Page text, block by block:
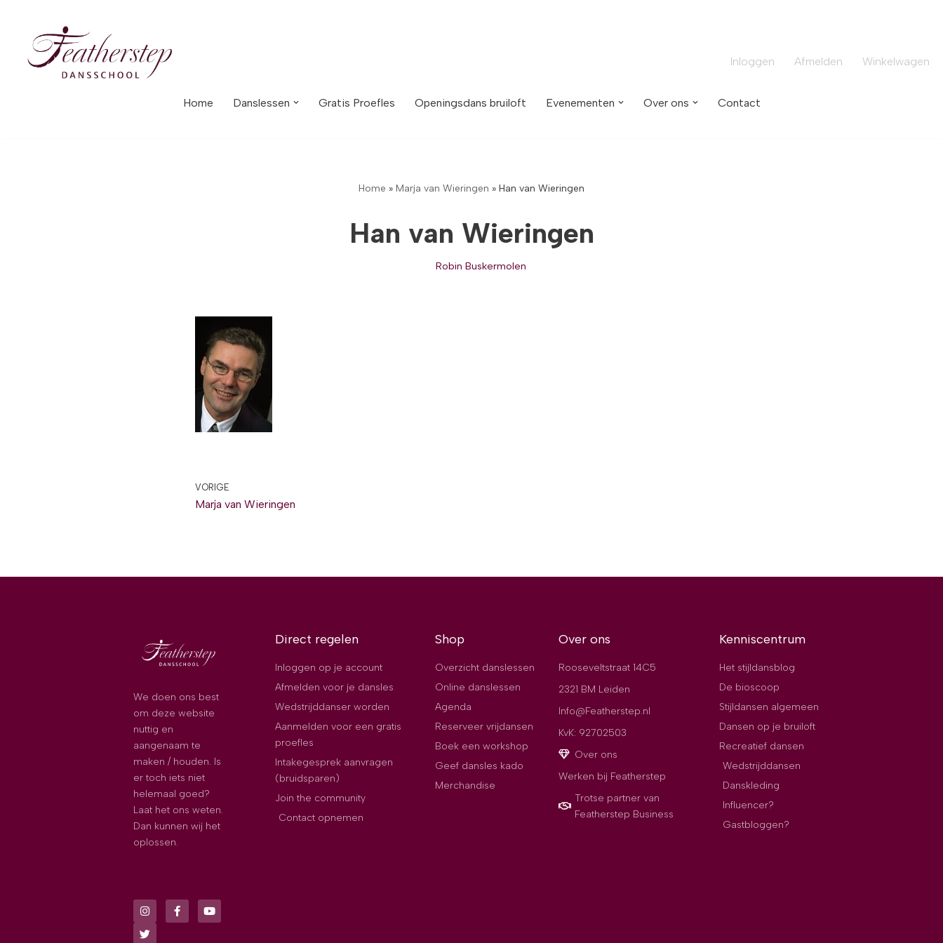
Meteen
naar
Inloggen Afmelden Winkelwagen
Home Danslessen Gratis Proefles Openingsdans bruiloft Evenementen Over ons Contact
Home » Marja van Wieringen » Han van Wieringen
Han van Wieringen
Robin Buskermolen
VORIGE
Marja van Wieringen
We doen ons best
om deze website
nuttig en
aangenaam te
maken / houden. Is
er toch iets niet
helemaal goed?
Laat het ons weten.
Dan kunnen wij het
oplossen.
Direct regelen
Inloggen op je account
Afmelden voor je dansles
Wedstrijddanser worden
Aanmelden voor een gratis
proefles
Intakegesprek aanvragen
(bruidsparen)
Join the community
Contact opnemen
Shop
Overzicht danslessen
Online danslessen
Agenda
Reserveer vrijdansen
Boek een workshop
Geef dansles kado
Merchandise
Over ons
Rooseveltstraat 14C5
2321 BM Leiden
Info@Featherstep.nl
KvK: 92702503
Over ons
Werken bij Featherstep
Trotse partner van
Featherstep Business
Kenniscentrum
Het stijldansblog
De bioscoop
Stijldansen algemeen
Dansen op je bruiloft
Recreatief dansen
Wedstrijddansen
Danskleding
Influencer?
Gastbloggen?